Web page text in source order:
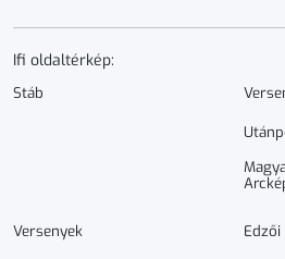
Ifi oldaltérkép:
Stáb
Versenyek